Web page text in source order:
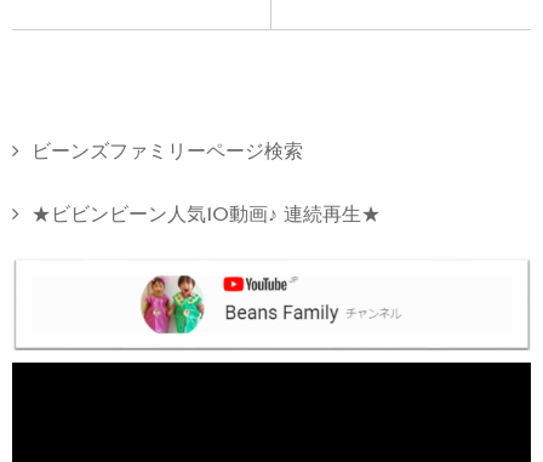
ビーンズファミリーページ検索
★ビビンビーン人気10動画♪ 連続再生★